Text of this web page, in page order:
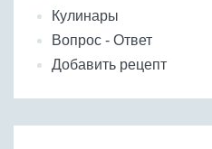
Кулинары
Вопрос - Ответ
Добавить рецепт